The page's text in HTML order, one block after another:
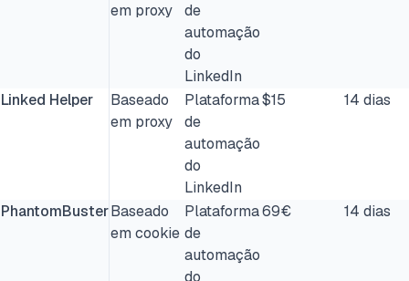
em proxy
de
automação
do
LinkedIn
Linked Helper
Baseado
em proxy
Plataforma
de
automação
do
LinkedIn
$15 14 dias
PhantomBusterBaseado
em cookie
Plataforma
de
automação
do
69€ 14 dias